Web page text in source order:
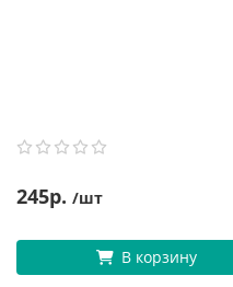
245р. /шт
В корзину